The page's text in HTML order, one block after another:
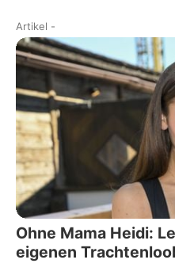
Artikel -
Ohne Mama Heidi:
eigenen